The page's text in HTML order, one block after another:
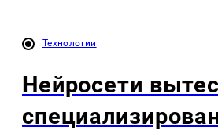
Технологии
Нейросети